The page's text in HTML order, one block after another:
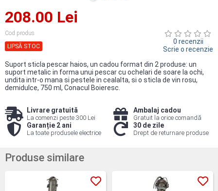
208.00 Lei
Cod produs
LIPSĂ STOC
0 recenzii
Scrie o recenzie
Suport sticla pescar haios, un cadou format din 2 produse: un
suport metalic in forma unui pescar cu ochelari de soare la ochi,
undita intr-o mana si pestele in cealalta, si o sticla de vin rosu,
demidulce, 750 ml, Conacul Boieresc.
Livrare gratuită
La comenzi peste 300 Lei
Ambalaj cadou
Gratuit la orice comandă
Garanție 2 ani
La toate produsele electrice
30 de zile
Drept de returnare produse
Produse similare